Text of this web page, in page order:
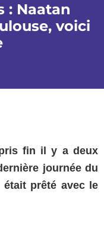
: Naatan
voici
fin il y a deux
journée du
prêté avec le